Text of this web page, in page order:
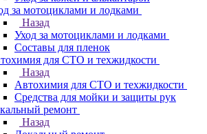
за мотоциклами и лодками
Назад
Уход за мотоциклами и лодками
Составы для пленок
для СТО и техжидкости
Назад
Автохимия для СТО и техжидкости
Средства для мойки и защиты рук
ремонт
Назад